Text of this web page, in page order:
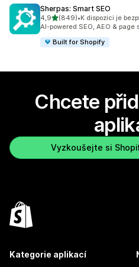
Sherpas: Smart SEO
4,9z 5 hvězd
(849)
Celkový počet recenzí: 849
•K dispozici je
AI-powered SEO, AEO &
Built for Shopify
Chcete
Vyzkoušejte si
Kategorie aplikací